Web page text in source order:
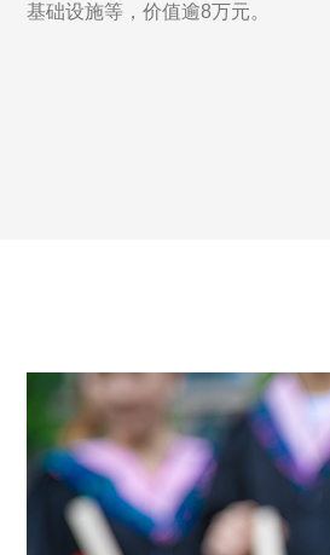
基础设施等，价值逾8万元。